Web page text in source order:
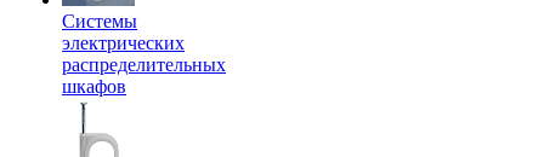
Системы
электрических
распределительных
шкафов